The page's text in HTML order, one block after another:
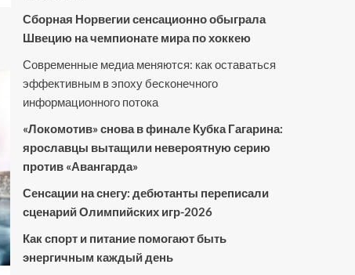
Сборная Норвегии сенсационно обыграла
Швецию на чемпионате мира по хоккею
Современные медиа меняются: как оставаться
эффективным в эпоху бесконечного
информационного потока
«Локомотив» снова в финале Кубка Гагарина:
ярославцы вытащили невероятную серию
против «Авангарда»
Сенсации на снегу: дебютанты переписали
сценарий Олимпийских игр-2026
Как спорт и питание помогают быть
энергичным каждый день